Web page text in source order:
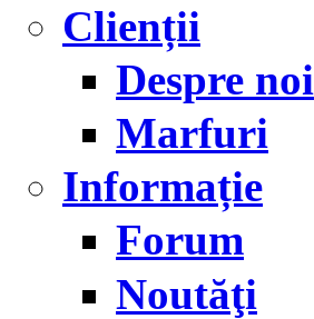
Clienții
Despre noi
Marfuri
Informație
Forum
Noutăţi